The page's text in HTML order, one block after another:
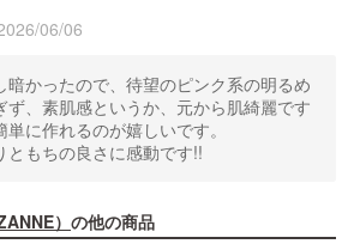
06/06
暗かったので、待望のピンク系の明るめ
ず、素肌感というか、元から肌綺麗です
に作れるのが嬉しいです。
ともちの良さに感動です!!
） の他の商品